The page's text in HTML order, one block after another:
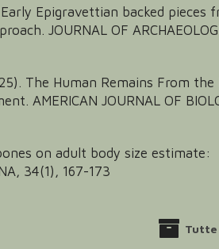
Epigravettian backed pieces
JOURNAL OF
The Human Remains From the
AMERICAN JOURNAL OF
on adult body size estimate:
34(1), 167-173
Tutte